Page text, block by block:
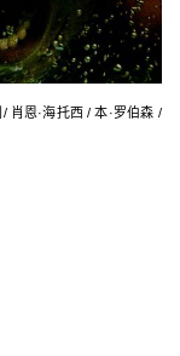
肖恩·海托西 / 本·罗伯森 /